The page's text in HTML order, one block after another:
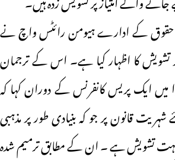
حقوق کے ادارے ہیومن رائٹس واچ نے
تشویش کا اظہار کیا ہے۔ اس کے ترجمان
ایک پریس کانفرنس کے دوران کہا کہ
قانون پر جو کہ بنیادی طور پر مذہبی
بہت تشویش ہے ۔ ان کے مطابق ترمیم شدہ